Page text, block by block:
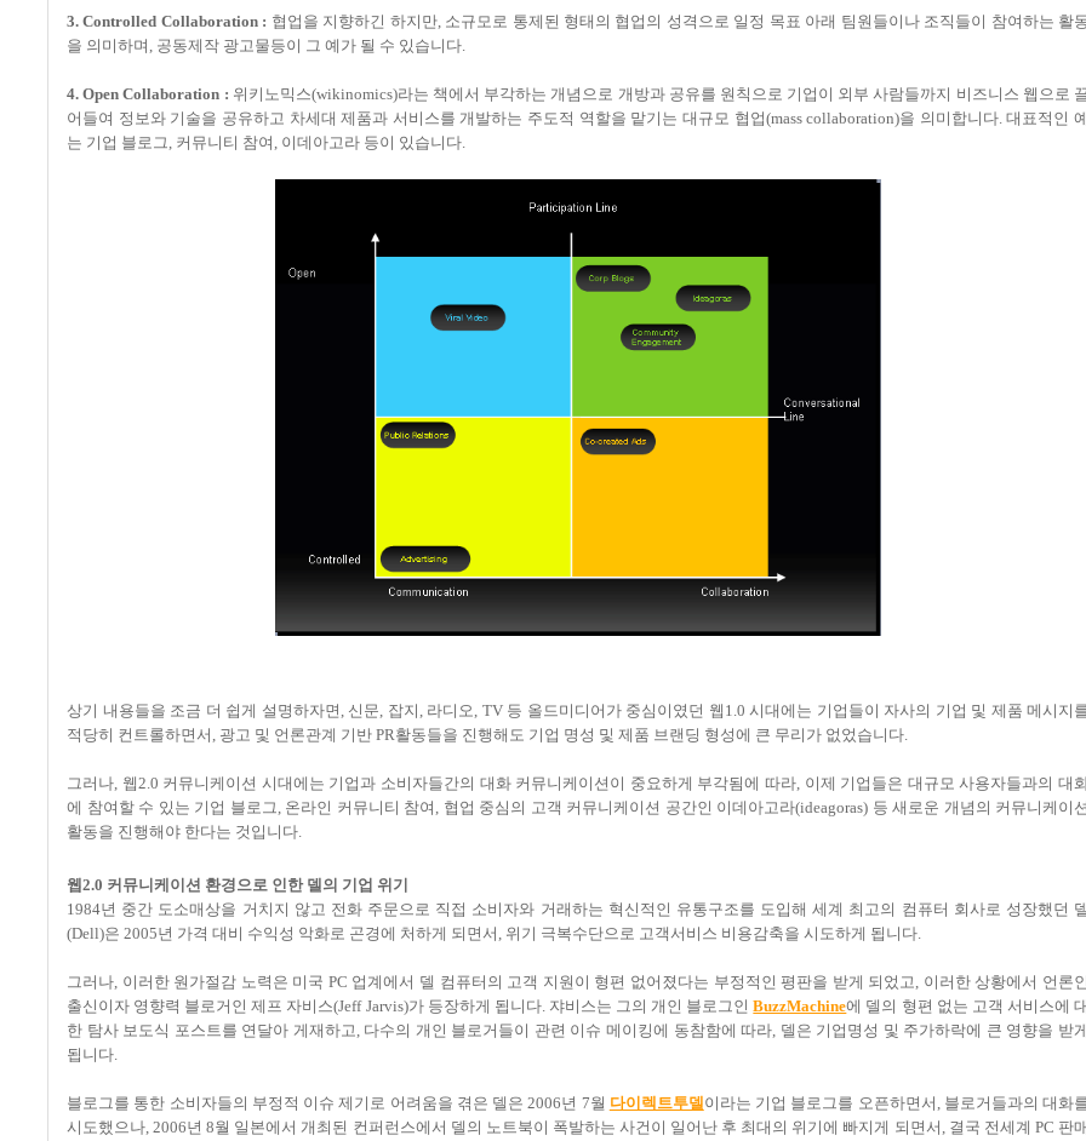
3. Controlled Collaboration : 협업을 지향하긴 하지만, 소규모로 통제된 형태의 협업의 성격으로 일정 목표 아래 팀원들이나 조직들이 참여하는 활
을 의미하며, 공동제작 광고물등이 그 예가 될 수 있습니다.
4. Open Collaboration : 위키노믹스(wikinomics)라는 책에서 부각하는 개념으로 개방과 공유를 원칙으로 기업이 외부 사람들까지 비즈니스 웹으로
어들여 정보와 기술을 공유하고 차세대 제품과 서비스를 개발하는 주도적 역할을 맡기는 대규모 협업(mass collaboration)을 의미합니다. 대표적인 예
는 기업 블로그, 커뮤니티 참여, 이데아고라 등이 있습니다.
상기 내용들을 조금 더 쉽게 설명하자면, 신문, 잡지, 라디오, TV 등 올드미디어가 중심이였던 웹1.0 시대에는 기업들이 자사의 기업 및 제품 메시지
적당히 컨트롤하면서, 광고 및 언론관계 기반 PR활동들을 진행해도 기업 명성 및 제품 브랜딩 형성에 큰 무리가 없었습니다.
그러나, 웹2.0 커뮤니케이션 시대에는 기업과 소비자들간의 대화 커뮤니케이션이 중요하게 부각됨에 따라, 이제 기업들은 대규모 사용자들과의 대
에 참여할 수 있는 기업 블로그, 온라인 커뮤니티 참여, 협업 중심의 고객 커뮤니케이션 공간인 이데아고라(ideagoras) 등 새로운 개념의 커뮤니케이션
활동을 진행해야 한다는 것입니다.
웹2.0 커뮤니케이션 환경으로 인한 델의 기업 위기
1984년 중간 도소매상을 거치지 않고 전화 주문으로 직접 소비자와 거래하는 혁신적인 유통구조를 도입해 세계 최고의 컴퓨터 회사로 성장했던 델
(Dell)은 2005년 가격 대비 수익성 악화로 곤경에 처하게 되면서, 위기 극복수단으로 고객서비스 비용감축을 시도하게 됩니다.
그러나, 이러한 원가절감 노력은 미국 PC 업계에서 델 컴퓨터의 고객 지원이 형편 없어졌다는 부정적인 평판을 받게 되었고, 이러한 상황에서 언론인
출신이자 영향력 블로거인 제프 자비스(Jeff Jarvis)가 등장하게 됩니다. 쟈비스는 그의 개인 블로그인BuzzMachine에 델의 형편 없는 고객 서비스에 대
한 탐사 보도식 포스트를 연달아 게재하고, 다수의 개인 블로거들이 관련 이슈 메이킹에 동참함에 따라, 델은 기업명성 및 주가하락에 큰 영향을 받게
됩니다.
블로그를 통한 소비자들의 부정적 이슈 제기로 어려움을 겪은 델은 2006년 7월 다이렉트투델이라는 기업 블로그를 오픈하면서, 블로거들과의 대화
시도했으나, 2006년 8월 일본에서 개최된 컨퍼런스에서 델의 노트북이 폭발하는 사건이 일어난 후 최대의 위기에 빠지게 되면서, 결국 전세계 PC 판매